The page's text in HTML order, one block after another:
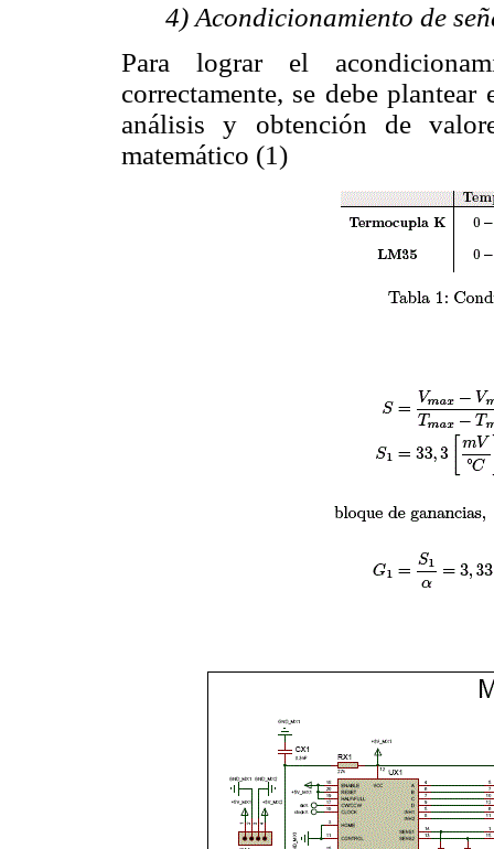
4) Acondicionamiento de
Para lograr el
correctamente, se debe
análisis y obtención de
matemático (1)